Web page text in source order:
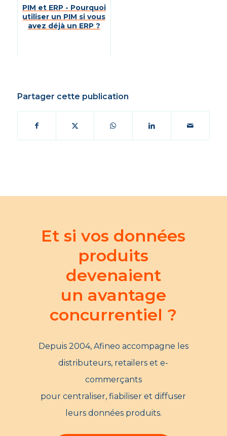
PIM et ERP - Pourquoi
utiliser un PIM si vous
avez déjà un ERP ?
Partager cette publication
Et si vos données
produits
devenaient
un avantage
concurrentiel ?
Depuis 2004, Afineo accompagne les
distributeurs, retailers et e-
commerçants
pour centraliser, fiabiliser et diffuser
leurs données produits.